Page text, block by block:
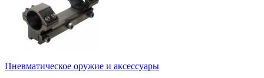
Пневматическое оружие и аксессуары